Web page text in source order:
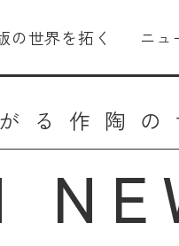
の世界を拓く ニュ
る 作陶